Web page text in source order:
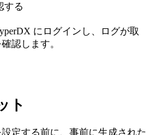
する
にログインし、ログが取
認します。
ト
定する前に、事前に生成された